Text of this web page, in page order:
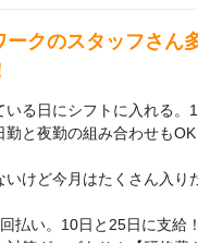
ークのスタッフさん
いる日にシフトに入れる
と夜勤の組み合わせもOK
いけど今月はたくさん入り
払い。10日と25日に支給